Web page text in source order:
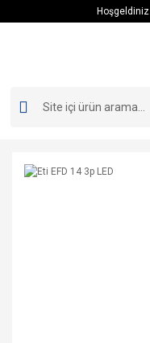
Hoşgeldiniz